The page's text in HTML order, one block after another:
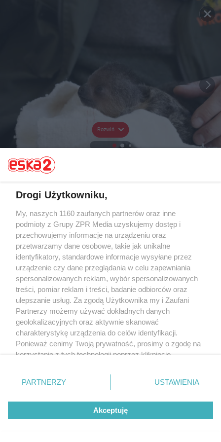
Rozwiń
Drogi Użytkowniku,
My, naszych 1160 zaufanych partnerów oraz inne
podmioty z Grupy ZPR Media uzyskujemy dostęp i
przechowujemy informacje na urządzeniu oraz
przetwarzamy dane osobowe, takie jak unikalne
identyfikatory, standardowe informacje wysyłane przez
urządzenie czy dane przeglądania w celu zapewniania
spersonalizowanych reklam, wybór spersonalizowanych
treści, pomiar reklam i treści, badanie odbiorców oraz
ulepszanie usług. Za zgodą Użytkownika my i Zaufani
Partnerzy możemy używać dokładnych danych
geolokalizacyjnych oraz aktywnie skanować
charakterystykę urządzenia do celów identyfikacji.
Ponieważ cenimy Twoją prywatność, prosimy o zgodę na
korzystanie z tych technologii poprzez kliknięcie
zmienić/wycofać klikając przycisk ustawień prywatności
znajdujący się w lewym dolnym rogu strony
rodzaje przetwarzania danych nie wymagają zgody
użytkownika, ale masz prawo sprzeciwić się takiemu
przetwarzaniu. Preferencje będą miały zastosowanie tylko
PARTNERZY USTAWIENIA
Akceptuję